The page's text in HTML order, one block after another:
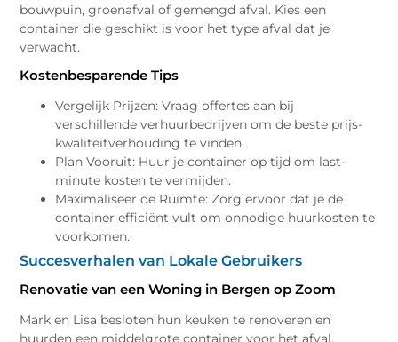
bouwpuin, groenafval of gemengd afval. Kies een
container die geschikt is voor het type afval dat je
verwacht.
Kostenbesparende Tips
Vergelijk Prijzen: Vraag offertes aan bij
verschillende verhuurbedrijven om de beste prijs-
kwaliteitverhouding te vinden.
Plan Vooruit: Huur je container op tijd om last-
minute kosten te vermijden.
Maximaliseer de Ruimte: Zorg ervoor dat je de
container efficiënt vult om onnodige huurkosten te
voorkomen.
Succesverhalen van Lokale Gebruikers
Renovatie van een Woning in Bergen op Zoom
Mark en Lisa besloten hun keuken te renoveren en
huurden een middelgrote container voor het afval.